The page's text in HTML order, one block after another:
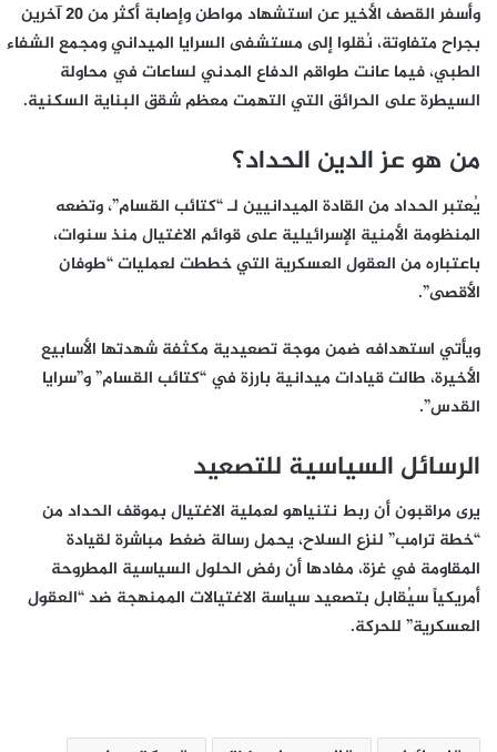
وأسفر القصف الأخير عن استشهاد مواطن وإصابة أكثر من 20 آخرين
بجراح متفاوتة، نُقلوا إلى مستشفى السرايا الميداني ومجمع الشفاء
الطبي، فيما عانت طواقم الدفاع المدني لساعات في محاولة
السيطرة على الحرائق التي التهمت معظم شقق البناية السكنية.
من هو عز الدين الحداد؟
يُعتبر الحداد من القادة الميدانيين لـ “كتائب القسام”، وتضعه
المنظومة الأمنية الإسرائيلية على قوائم الاغتيال منذ سنوات،
باعتباره من العقول العسكرية التي خططت لعمليات “طوفان
الأقصى”.
ويأتي استهدافه ضمن موجة تصعيدية مكثفة شهدتها الأسابيع
الأخيرة، طالت قيادات ميدانية بارزة في “كتائب القسام” و”سرايا
القدس”.
الرسائل السياسية للتصعيد
يرى مراقبون أن ربط نتنياهو لعملية الاغتيال بموقف الحداد من
“خطة ترامب” لنزع السلاح، يحمل رسالة ضغط مباشرة لقيادة
المقاومة في غزة، مفادها أن رفض الحلول السياسية المطروحة
أمريكياً سيُقابل بتصعيد سياسة الاغتيالات الممنهجة ضد “العقول
العسكرية” للحركة.